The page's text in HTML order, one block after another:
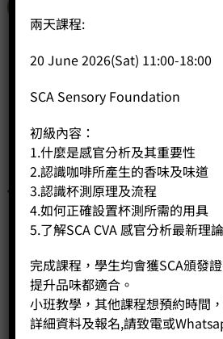
垂直滴頭M號(4
兩天課程:
20 June 2026(Sat) 11:00-18:00
SCA Sensory Foundation
初級內容：
1.什麼是感官分析及其重要性
2.認識咖啡所產生的香味及味道
3.認識杯測原理及流程
4.如何正確設置杯測所需的用具
5.了解SCA CVA 感官分析最新理論
完成課程，學生均會獲SCA頒發
提升品味都適合。
小班教學，其他課程想預約時間
詳細資料及報名,請致電或